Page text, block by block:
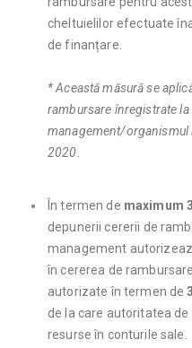
cheltuielilor efectuate
de finanțare.
* Această măsură se
rambursare înregistrate la
management/organismul
2020.
În termen de maximum
depunerii cererii de
management
în cererea de
autorizate în termen de
de la care autoritatea
resurse în conturile sale.